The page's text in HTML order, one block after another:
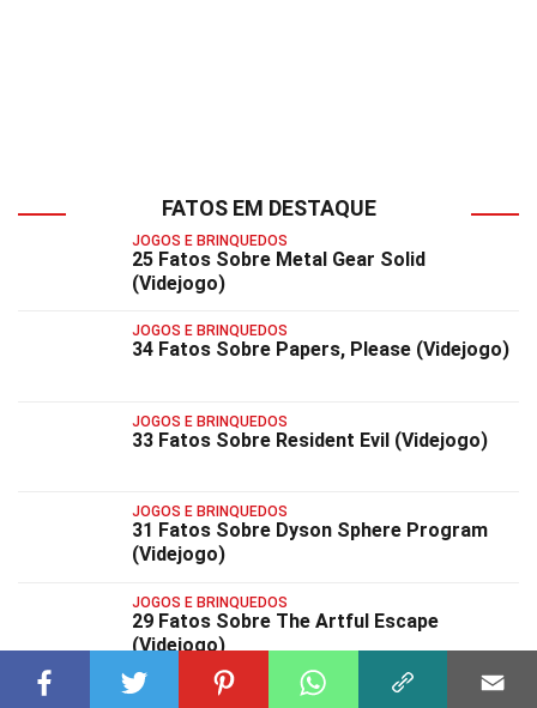
FATOS EM DESTAQUE
JOGOS E BRINQUEDOS
25 Fatos Sobre Metal Gear Solid
(Videjogo)
JOGOS E BRINQUEDOS
34 Fatos Sobre Papers, Please (Videjogo)
JOGOS E BRINQUEDOS
33 Fatos Sobre Resident Evil (Videjogo)
JOGOS E BRINQUEDOS
31 Fatos Sobre Dyson Sphere Program
(Videjogo)
JOGOS E BRINQUEDOS
29 Fatos Sobre The Artful Escape
(Videjogo)
JOGOS E BRINQUEDOS